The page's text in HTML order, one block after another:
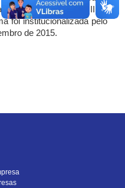
7º, incisos I, II e III do
foi institucionalizada pelo
de 2015.